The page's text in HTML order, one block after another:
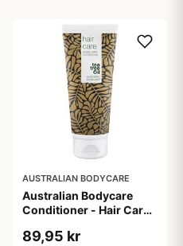
AUSTRALIAN BODYCARE
Australian Bodycare
Conditioner - Hair Care
89,95 kr